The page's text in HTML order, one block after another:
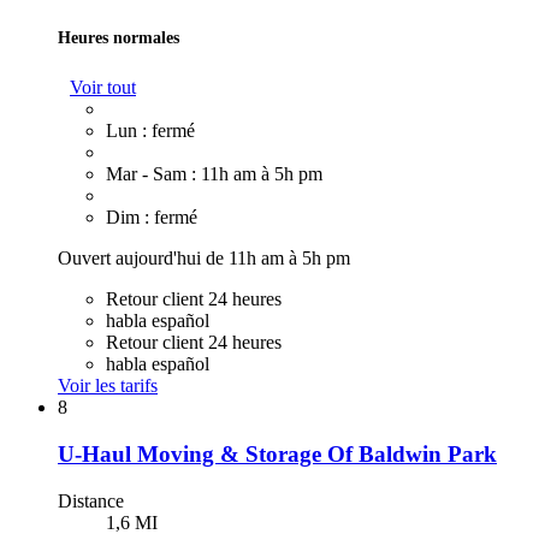
Heures normales
Voir tout
Lun : fermé
Mar - Sam : 11h am à 5h pm
Dim : fermé
Ouvert aujourd'hui de 11h am à 5h pm
Retour client 24 heures
habla español
Retour client 24 heures
habla español
Voir les tarifs
8
U-Haul Moving & Storage Of Baldwin Park
Distance
1,6 MI